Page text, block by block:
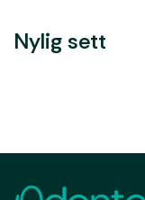
Nylig sett